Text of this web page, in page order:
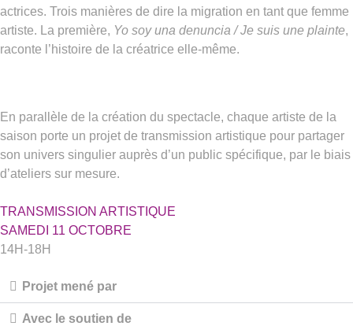
actrices. Trois manières de dire la migration en tant que femme
artiste. La première, Yo soy una denuncia / Je suis une plainte,
raconte l’histoire de la créatrice elle-même.
En parallèle de la création du spectacle, chaque artiste de la
saison porte un projet de transmission artistique pour partager
son univers singulier auprès d’un public spécifique, par le biais
d’ateliers sur mesure.
TRANSMISSION ARTISTIQUE
SAMEDI 11 OCTOBRE
14H-18H
Projet mené par
Avec le soutien de